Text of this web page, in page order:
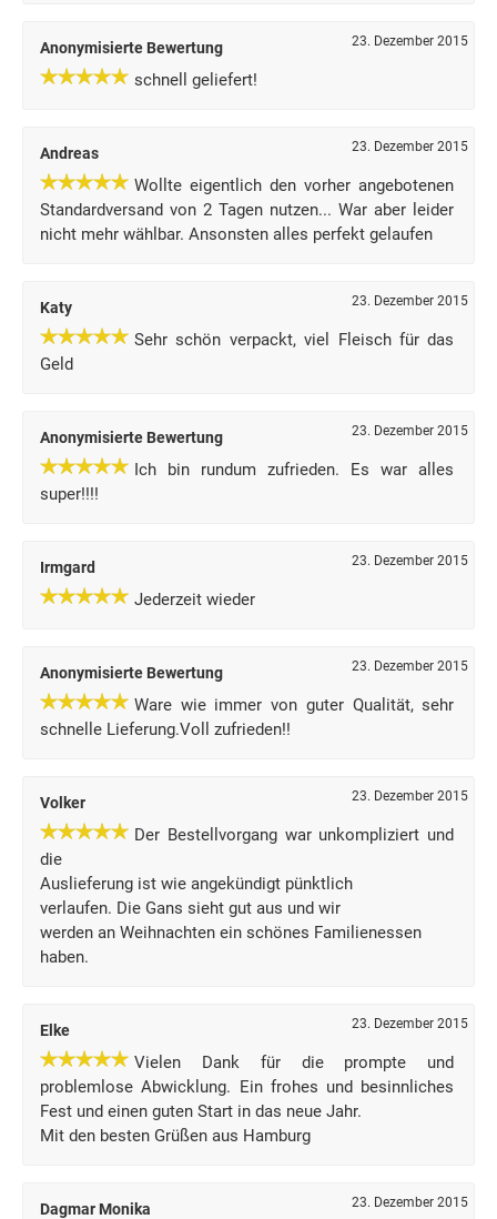
Anonymisierte Bewertung 23. Dezember 2015
schnell geliefert!
Andreas 23. Dezember 2015
Wollte eigentlich den vorher angebotenen
Standardversand von 2 Tagen nutzen... War aber leider
nicht mehr wählbar. Ansonsten alles perfekt gelaufen
Katy 23. Dezember 2015
Sehr schön verpackt, viel Fleisch für das
Geld
Anonymisierte Bewertung 23. Dezember 2015
Ich bin rundum zufrieden. Es war alles
super!!!!
Irmgard 23. Dezember 2015
Jederzeit wieder
Anonymisierte Bewertung 23. Dezember 2015
Ware wie immer von guter Qualität, sehr
schnelle Lieferung.Voll zufrieden!!
Volker 23. Dezember 2015
Der Bestellvorgang war unkompliziert und
die
Auslieferung ist wie angekündigt pünktlich
verlaufen. Die Gans sieht gut aus und wir
werden an Weihnachten ein schönes Familienessen
haben.
Elke 23. Dezember 2015
Vielen Dank für die prompte und
problemlose Abwicklung. Ein frohes und besinnliches
Fest und einen guten Start in das neue Jahr.
Mit den besten Grüßen aus Hamburg
Dagmar Monika 23. Dezember 2015